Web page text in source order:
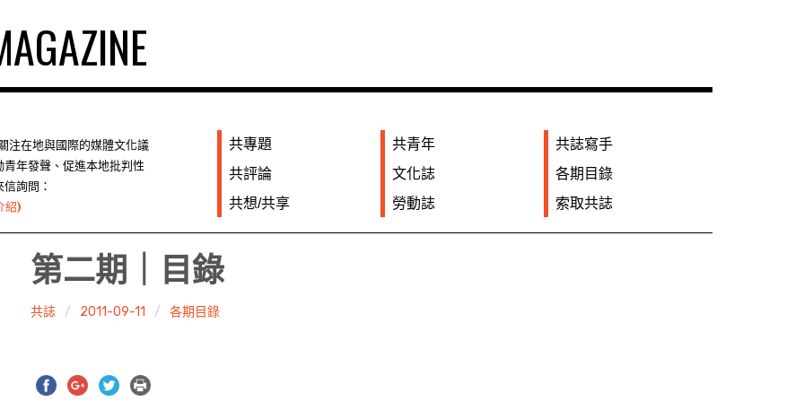
注在地與國際的媒體文化議
年發聲、促進本地批判性
詢問：
紹)
共專題
共評論
共想/共享
共青年
文化誌
勞動誌
共誌寫手
各期目錄
索取共誌
第二期｜目錄
共誌 2011-09-11 各期目錄